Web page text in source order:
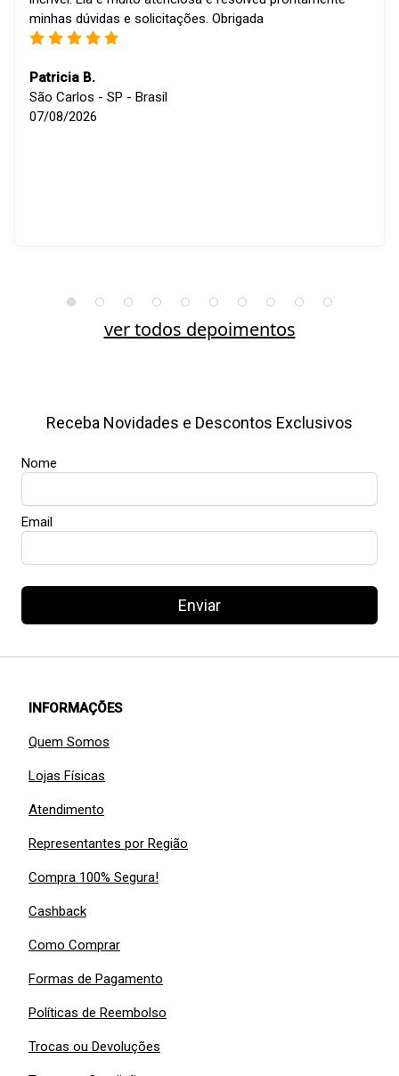
minhas dúvidas e solicitações. Obrigada
Patricia B.
São Carlos - SP - Brasil
07/08/2026
ver todos depoimentos
Receba Novidades e Descontos Exclusivos
Nome
Email
Enviar
INFORMAÇÕES
Quem Somos
Lojas Físicas
Atendimento
Representantes por Região
Compra 100% Segura!
Cashback
Como Comprar
Formas de Pagamento
Políticas de Reembolso
Trocas ou Devoluções